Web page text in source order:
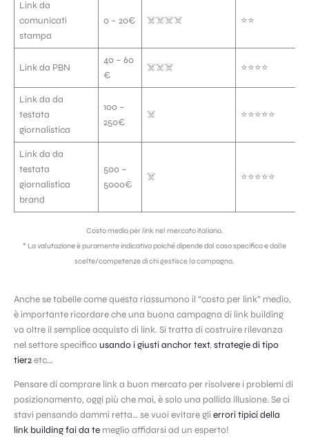
Link da
comunicati
stampa
0 – 20€ ☠️☠️☠️☠️ ⭐️⭐️
Link da PBN
40 – 60
€
☠️☠️☠️ ⭐️⭐️⭐️⭐️
Link da da
testata
giornalistica
100 –
250€
☠️ ⭐️⭐️⭐️⭐️⭐️
Link da da
testata
giornalistica
brand
500 –
5000€
☠️ ⭐️⭐️⭐️⭐️⭐️
Costo medio per link nel mercato italiano.
* La valutazione è puramente indicativa poiché dipende dal caso specifico e dalle
scelte/competenze di chi gestisce la campagna.
Anche se tabelle come questa riassumono il “costo per link” medio,
è importante ricordare che una buona campagna di link building
va oltre il semplice acquisto di link. Si tratta di costruire rilevanza
nel settore specifico usando i giusti anchor text, strategie di tipo
tier2etc…
Pensare di comprare link a buon mercato per risolvere i problemi di
posizionamento, oggi più che mai, è solo una pallida illusione. Se ci
stavi pensando dammi retta… se vuoi evitare glierrori tipici della
link building fai da te meglio affidarsi ad un esperto!